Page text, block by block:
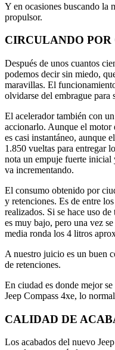
Y en ocasiones buscando la
propulsor.
CIRCULANDO POR
Después de unos cuantos
podemos decir sin miedo,
maravillas. El
olvidarse del embrague para
El acelerador también con
accionarlo. Aunque el motor
es casi instantáneo, aunque
1.850 vueltas para entregar
nota un empuje fuerte inicial
va incrementando.
El consumo obtenido por
y retenciones. Es de entre
realizados. Si se hace uso
es muy bajo, pero una vez
media ronda los 4 litros
A nuestro juicio es un buen
de retenciones.
En ciudad es donde mejor
Jeep Compass 4xe, lo
CALIDAD DE
Los acabados del nuevo